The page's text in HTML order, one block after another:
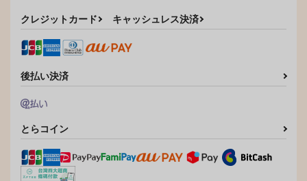
クレジットカード キャッシュレス決済
後払い決済
とらコイン